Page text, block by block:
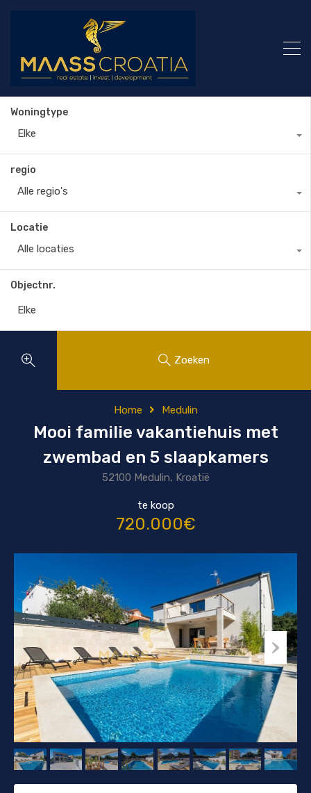
Woningtype
Elke
regio
Alle regio's
Locatie
Alle locaties
Objectnr.
Zoeken
Home Medulin
Mooi familie vakantiehuis met
zwembad en 5 slaapkamers
52100 Medulin, Kroatië
te koop
720.000€